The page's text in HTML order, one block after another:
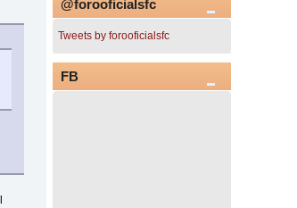
@forooficialsfc
Tweets by forooficialsfc
FB